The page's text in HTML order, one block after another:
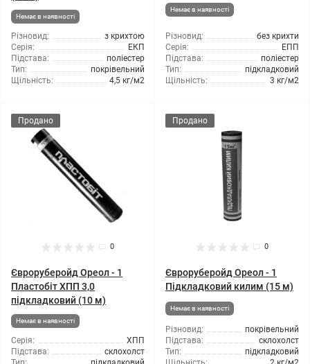
Немає в наявності
Різновид:
з крихтою
Серія:
ЕКП
Підстава:
поліестер
Тип:
покрівельний
Щільність:
4,5 кг/м2
Немає в наявності
Різновид:
без крихти
Серія:
ЕПП
Підстава:
поліестер
Тип:
підкладковий
Щільність:
3 кг/м2
Продано
0
Євроруберойд Ореол - 1
Пластобіт ХПП 3,0
підкладковий (10 м)
Немає в наявності
Серія:
ХПП
Підстава:
склохолст
Продано
0
Євроруберойд Ореол - 1
Підкладковий килим (15 м)
Немає в наявності
Різновид:
покрівельний
Підстава:
склохолст
Тип:
підкладковий